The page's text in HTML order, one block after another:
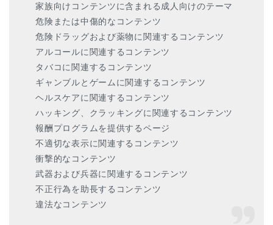
家族向けコンテンツに含まれる成人向けのテーマ
危険または中傷的なコンテンツ
危険ドラッグおよび薬物に関連するコンテンツ
アルコールに関連するコンテンツ
タバコに関連するコンテンツ
ギャンブルとゲームに関連するコンテンツ
ヘルスケアに関連するコンテンツ
ハッキング、クラッキングに関連するコンテンツ
報酬プログラムを提供するページ
不適切な表示に関連するコンテンツ
衝撃的なコンテンツ
武器および兵器に関連するコンテンツ
不正行為を助長するコンテンツ
違法なコンテンツ